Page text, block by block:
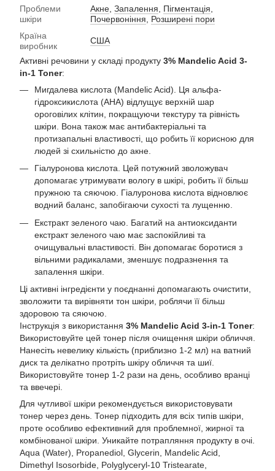
Проблеми
шкіри
Акне Запалення Пігментація
Почервоніння
Розширені пори
Країна
виробник
США
Активні речовини у складі продукту 3% Mandelic Acid 3-
in-1 Toner:
Мигдалева кислота (Mandelic Acid). Ця альфа-
гідроксикислота (АНА) відлущує верхній шар
ороговілих клітин, покращуючи текстуру та рівність
шкіри. Вона також має антибактеріальні та
протизапальні властивості, що робить її корисною для
людей зі схильністю до акне.
Гіалуронова кислота. Цей потужний зволожувач
допомагає утримувати вологу в шкірі, робить її більш
пружною та сяючою. Гіалуронова кислота відновлює
водний баланс, запобігаючи сухості та лущенню.
Екстракт зеленого чаю. Багатий на антиоксиданти
екстракт зеленого чаю має заспокійливі та
очищувальні властивості. Він допомагає боротися з
вільними радикалами, зменшує подразнення та
запалення шкіри.
Ці активні інгредієнти у поєднанні допомагають очистити,
зволожити та вирівняти тон шкіри, роблячи її більш
здоровою та сяючою.
Інструкція з використання 3% Mandelic Acid 3-in-1 Toner:
Використовуйте цей тонер після очищення шкіри обличчя.
Нанесіть невелику кількість (приблизно 1-2 мл) на ватний
диск та делікатно протріть шкіру обличчя та шиї.
Використовуйте тонер 1-2 рази на день, особливо вранці
та ввечері.
Для чутливої шкіри рекомендується використовувати
тонер через день. Тонер підходить для всіх типів шкіри,
проте особливо ефективний для проблемної, жирної та
комбінованої шкіри. Уникайте потрапляння продукту в очі.
Aqua (Water), Propanediol, Glycerin, Mandelic Acid,
Dimethyl Isosorbide, Polyglyceryl-10 Tristearate,